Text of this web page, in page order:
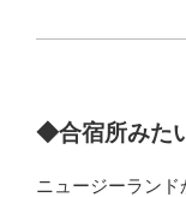
◆合宿所みた
ニュージーラン